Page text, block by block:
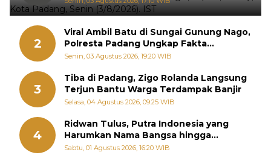
2
Viral Ambil Batu di Sungai Gunung Nago,
Polresta Padang Ungkap Fakta
Sebenarnya
Senin, 03 Agustus 2026, 19:20 WIB
3
Tiba di Padang, Zigo Rolanda Langsung
Terjun Bantu Warga Terdampak Banjir
Selasa, 04 Agustus 2026, 09:25 WIB
4
Ridwan Tulus, Putra Indonesia yang
Harumkan Nama Bangsa hingga
Diabadikan dalam Buku Jepang
Sabtu, 01 Agustus 2026, 16:20 WIB